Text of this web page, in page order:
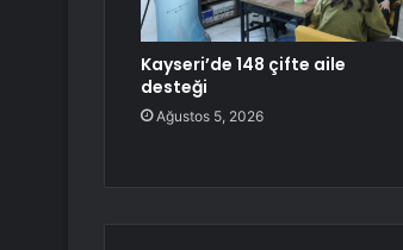
Kayseri’de 148 çifte aile
desteği
Ağustos 5, 2026